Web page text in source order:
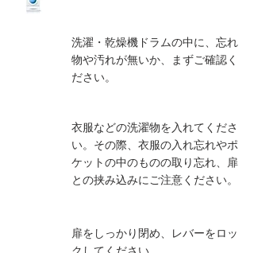
洗濯・乾燥機ドラムの中に、忘れ
物や汚れが無いか、まずご確認く
ださい。
衣服などの洗濯物を入れてくださ
い。その際、衣服の入れ忘れやポ
ケットの中のものの取り忘れ、扉
との挟み込みにご注意ください。
扉をしっかり閉め、レバーをロッ